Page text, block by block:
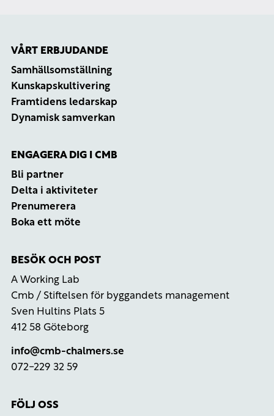
VÅRT ERBJUDANDE
Samhällsomställning
Kunskapskultivering
Framtidens ledarskap
Dynamisk samverkan
ENGAGERA DIG I CMB
Bli partner
Delta i aktiviteter
Prenumerera
Boka ett möte
BESÖK OCH POST
A Working Lab
Cmb / Stiftelsen för byggandets management
Sven Hultins Plats 5
412 58 Göteborg
info@cmb-chalmers.se
072-229 32 59
FÖLJ OSS